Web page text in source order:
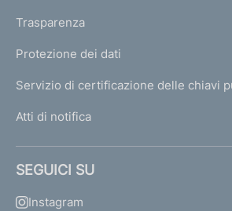
Trasparenza
Protezione dei dati
Servizio di certificazione delle chiavi
Atti di notifica
SEGUICI SU
Instagram